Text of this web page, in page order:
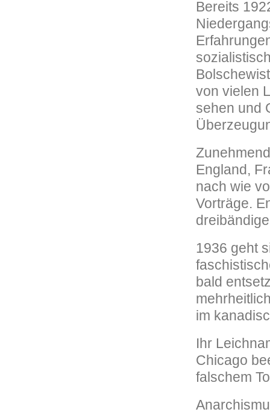
Bereits
von vielen
sehen und
England,
nach wie
Vorträge.
1936 geht
bald
im
Ihr
Chicago
falschem